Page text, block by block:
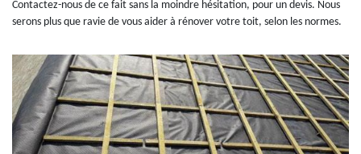
Contactez-nous de ce fait sans la moindre hésitation, pour un devis. Nous
serons plus que ravie de vous aider à rénover votre toit, selon les normes.